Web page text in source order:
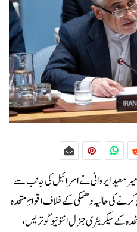
سعید ایروانی نے اسرائیل کی جانب سے
کرنے کی حالیہ دھمکی کے خلاف اقوامِ متحدہ
کے سیکریٹری جنرل انتونیو گوتریس،